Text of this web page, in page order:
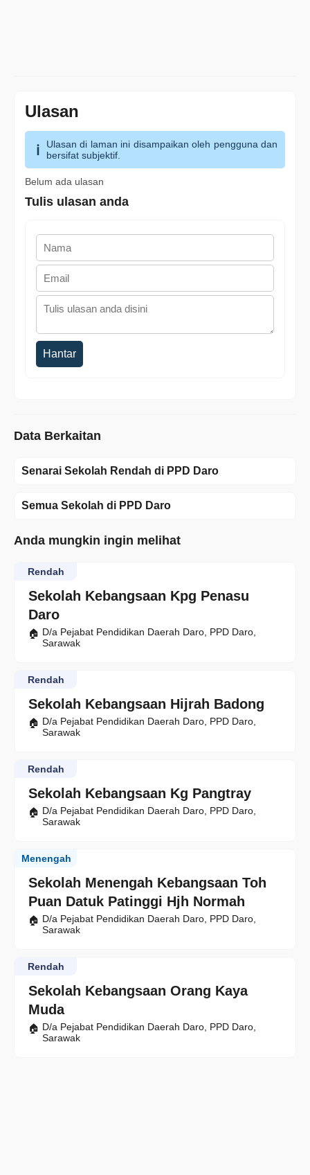
Ulasan
Ulasan di laman ini disampaikan oleh pengguna dan
bersifat subjektif.
Belum ada ulasan
Tulis ulasan anda
Hantar
Data Berkaitan
Senarai Sekolah Rendah di PPD Daro
Semua Sekolah di PPD Daro
Anda mungkin ingin melihat
Sekolah Kebangsaan Kpg Penasu
Daro
Rendah
D/a Pejabat Pendidikan Daerah Daro, PPD Daro,
Sarawak
Sekolah Kebangsaan Hijrah Badong
Rendah
D/a Pejabat Pendidikan Daerah Daro, PPD Daro,
Sarawak
Sekolah Kebangsaan Kg Pangtray
Rendah
D/a Pejabat Pendidikan Daerah Daro, PPD Daro,
Sarawak
Sekolah Menengah Kebangsaan Toh
Puan Datuk Patinggi Hjh Normah
Menengah
D/a Pejabat Pendidikan Daerah Daro, PPD Daro,
Sarawak
Sekolah Kebangsaan Orang Kaya
Muda
Rendah
D/a Pejabat Pendidikan Daerah Daro, PPD Daro,
Sarawak